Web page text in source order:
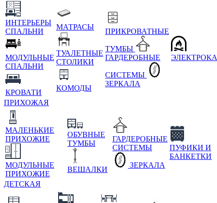
ИНТЕРЬЕРЫ
СПАЛЬНИ
МОДУЛЬНЫЕ
СПАЛЬНИ
КРОВАТИ
МАТРАСЫ
ТУАЛЕТНЫЕ
СТОЛИКИ
КОМОДЫ
ПРИКРОВАТНЫЕ
ТУМБЫ
ГАРДЕРОБНЫЕ
СИСТЕМЫ
ЗЕРКАЛА
ПРИХОЖАЯ
МАЛЕНЬКИЕ
ПРИХОЖИЕ
МОДУЛЬНЫЕ
ПРИХОЖИЕ
ОБУВНЫЕ
ТУМБЫ
ВЕШАЛКИ
ГАРДЕРОБНЫЕ
СИСТЕМЫ
ЗЕРКАЛА
ПУФИКИ И
БАНКЕТКИ
ДЕТСКАЯ